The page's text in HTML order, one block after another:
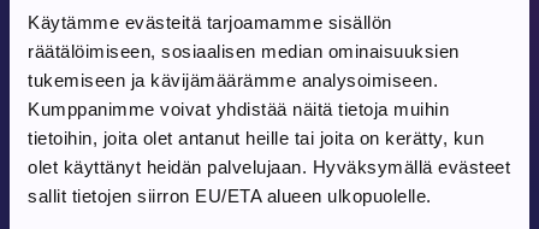
Käytämme evästeitä tarjoamamme sisällön
räätälöimiseen, sosiaalisen median ominaisuuksien
tukemiseen ja kävijämäärämme analysoimiseen.
Kumppanimme voivat yhdistää näitä tietoja muihin
tietoihin, joita olet antanut heille tai joita on kerätty, kun
olet käyttänyt heidän palvelujaan. Hyväksymällä evästeet
sallit tietojen siirron EU/ETA alueen ulkopuolelle.
Tapahtuma alkaa:
9.8.2026
Pohjois-Parkanon Maalaismarkkinat 35-
vuotta
Pohjois-Parkanon Kylätalo Vatajantie 191, 39750 Kuivasjärvi